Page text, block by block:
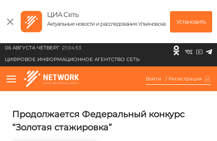
ЦИА Сеть
Актуальные новости и расследования Ульяновска Установить
06 АВГУСТА ЧЕТВЕРГ 21:04:53
ЦИФРОВОЕ ИНФОРМАЦИОННОЕ АГЕНТСТВО СЕТЬ
Войти / Регистрация
Продолжается Федеральный конкурс
“Золотая стажировка”